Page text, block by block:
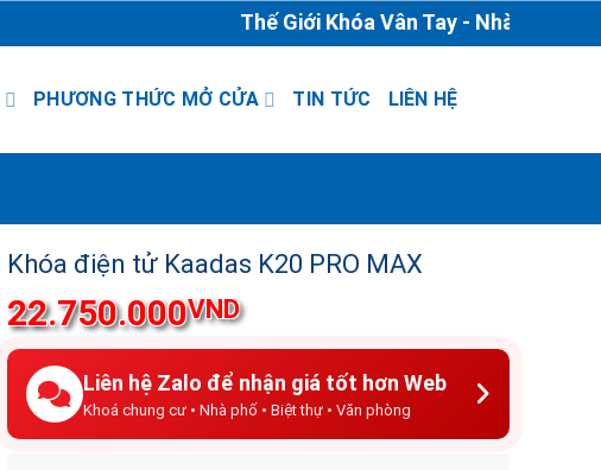
Thế Giới Khóa Vân Tay - Nhà Phân Phối
PHƯƠNG THỨC MỞ CỬA TIN TỨC LIÊN HỆ
Khóa điện tử Kaadas K20 PRO MAX
22.750.000VND
Liên hệ Zalo để nhận giá tốt hơn Web
Khoá chung cư • Nhà phố • Biệt thự • Văn phòng